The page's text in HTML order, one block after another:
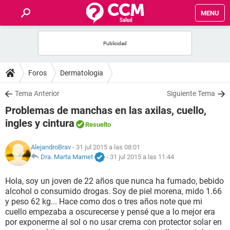
MENU
FOROS
SALUD
FAMILIA
NUTRICIÓN
SEXUALIDAD
GLOSARIO
Foros Dermatologia
Tema Anterior Siguiente Tema
Problemas de manchas en las axilas, cuello,
ingles y cintura
Resuelto
AlejandroBrav - 31 jul 2015 a las 08:01
Dra. Marta Marnet
- 31 jul 2015 a las 11:44
Hola, soy un joven de 22 años que nunca ha fumado, bebido
alcohol o consumido drogas. Soy de piel morena, mido 1.66
y peso 62 kg... Hace como dos o tres años note que mi
cuello empezaba a oscurecerse y pensé que a lo mejor era
por exponerme al sol o no usar crema con protector solar en